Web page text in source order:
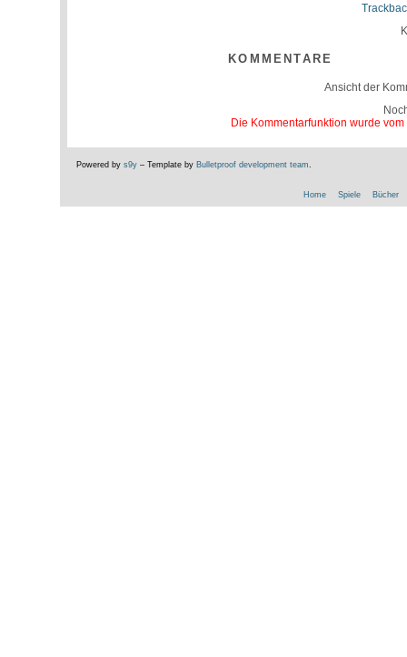
KOMMENTARE
Ansicht der
Die Kommentarfunktion wurde
Powered by s9y– Template by Bulletproof development team
Home Spiele Bücher